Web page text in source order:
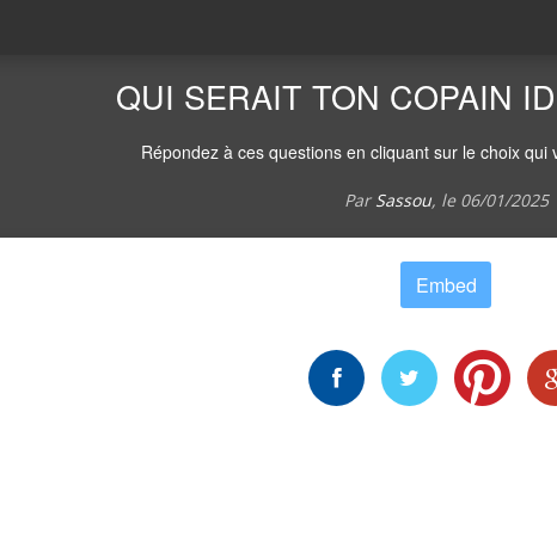
QUI SERAIT TON COPAIN
Répondez à ces questions en cliquant sur le choix qui
Par Sassou, le 06/01/2025
Embed